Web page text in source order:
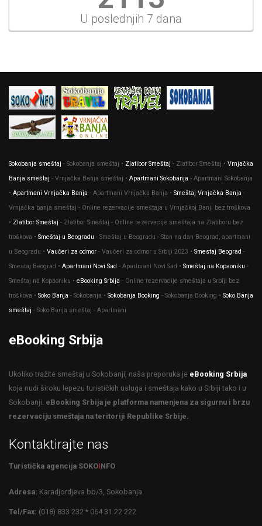
U poslednjih 7 dana
Sokobanja smeštaj - Sokobanja smeštaj • Zlatibor Smeštaj - Zlatibor Smeštaj • Vrnjačka
Banja smeštaj - Vrnjačka Banja smeštaj • Apartmani Sokobanja - Apartmani Sokobanja
• Apartmani Vrnjačka Banja - Apartmani Vrnjačka Banja • Smeštaj Vrnjačka Banja -
Vrnjačka banja smeštaj - Online rezervacije smeštaja u Vrnjačkoj Banji bez troškova
• Zlatibor Smeštaj - Zlatibor Smeštaj - Online rezervacije smeštaja na Zlatiboru bez
troškova • Smeštaj u Beogradu - Smeštaj u Beogradu - Stan na dan Beograd, apartmani
u Beogradu • Vaučeri za odmor - Vaučeri za odmor u Srbiji 2023 • Smestaj Beograd -
Smestaj Beograd • Apartmani Novi Sad - Apartmani Novi Sad • Smeštaj na Kopaoniku -
Smeštaj na Kopaoniku • eBooking Srbija - Оnline rezervacije smeštaja u Srbiji bez
troškova • Soko Banja - Sokobanja • Sokobanja Booking - Sokobanja Booking • Soko Banja
smeštaj - Soko Banja smeštaj - Apartmani
eBooking Srbija
Ukoliko tražite smeštaj u Sokobanji, naša preporuka je eBooking Srbija
koja nudi široku lepezu turističkih usluga i smeštaja kako u Srbiji tako i u
Sokobanji. eBooking Srbija je platforma namenjena za sigurnu i brzu
rezervaciju smeštaja na teritoriji Republike Srbije.
Kontaktirajte nas
Turistička agencija SOKOINFO
Adresa: Karadjordjeva bb/3, Sokobanja
Tel/Fax: (018) 833 232 * 064 31 22 222